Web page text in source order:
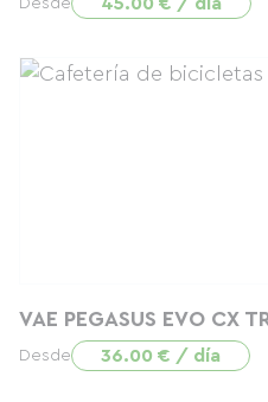
Desde
VAE PEGASUS EVO CX
Desde 36.00 € / día